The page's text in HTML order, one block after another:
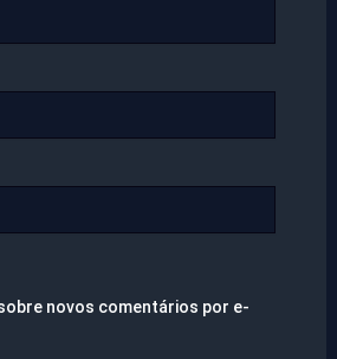
novos comentários por e-